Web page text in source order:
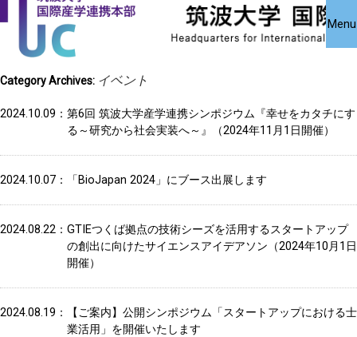
Menu
Close
国際産学連携
本部について
国際産学連携
本部公募事業
共同研究受
究・知的財
Category Archives: イベント
2024.10.09
第6回 筑波大学産学連携シンポジウム『幸せをカタチにす
る～研究から社会実装へ～』（2024年11月1日開催）
2024.10.07 「BioJapan 2024」にブース出展します
2024.08.22
GTIEつくば拠点の技術シーズを活用するスタートアップ
の創出に向けたサイエンスアイデアソン（2024年10月1日
開催）
2024.08.19
【ご案内】公開シンポジウム「スタートアップにおける士
業活用」を開催いたします